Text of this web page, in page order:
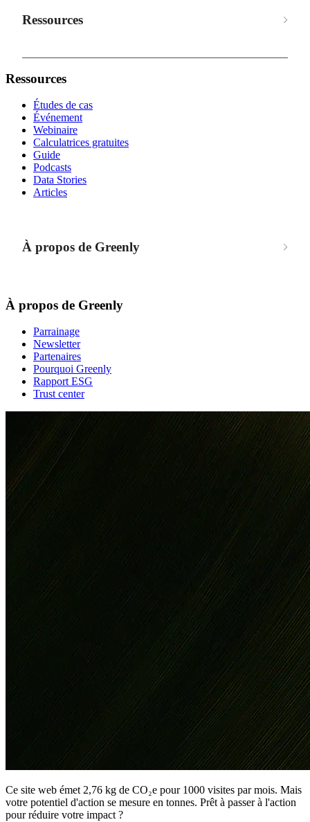
Ressources
Ressources
Études de cas
Événement
Webinaire
Calculatrices gratuites
Guide
Podcasts
Data Stories
Articles
À propos de Greenly
À propos de Greenly
Parrainage
Newsletter
Partenaires
Pourquoi Greenly
Rapport ESG
Trust center
Ce site web émet 2,76 kg de CO₂e pour 1000 visites par mois. Mais
votre potentiel d'action se mesure en tonnes. Prêt à passer à l'action
pour réduire votre impact ?